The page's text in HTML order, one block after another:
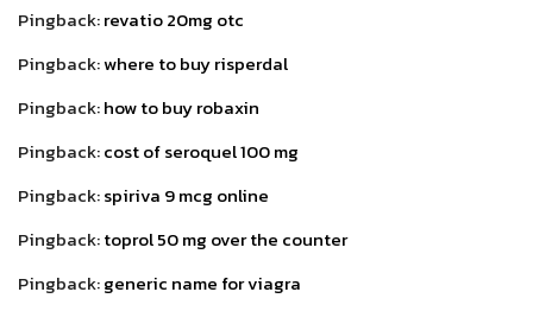
Pingback:revatio 20mg otc
Pingback:where to buy risperdal
Pingback:how to buy robaxin
Pingback:cost of seroquel 100 mg
Pingback:spiriva 9 mcg online
Pingback:toprol 50 mg over the counter
Pingback:generic name for viagra